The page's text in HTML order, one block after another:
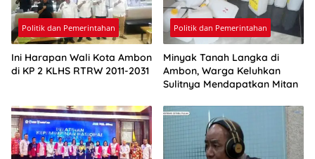
Politik dan Pemerintahan
Ini Harapan Wali Kota Ambon
di KP 2 KLHS RTRW 2011-2031
Politik dan Pemerintahan
Minyak Tanah Langka di
Ambon, Warga Keluhkan
Sulitnya Mendapatkan Mitan